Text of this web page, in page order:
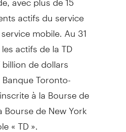
actifs du service
mobile. Au 31
actifs de la TD
de dollars
Toronto-
à la Bourse de
de New York
« TD ».